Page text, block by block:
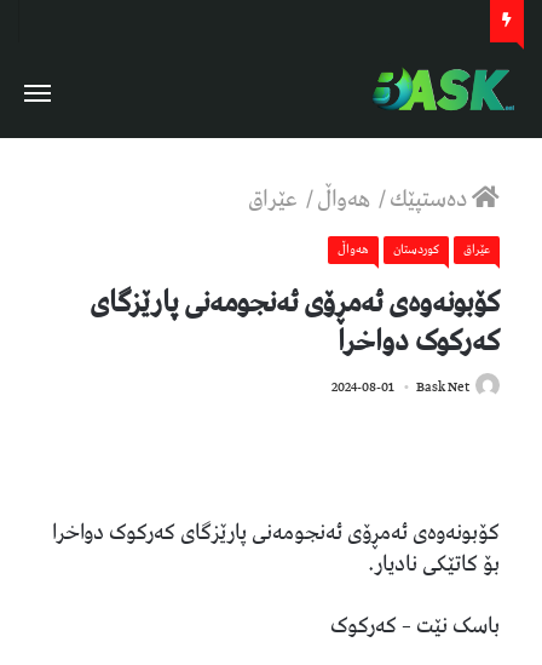
دەستپێك/ هەواڵ/ عێراق
عێراق كوردستان هەواڵ
کۆبونەوەی ئەمڕۆی ئەنجومەنی پارێزگای
کەرکوک دواخرا
Bask Net
2024-08-01
کۆبونەوەی ئەمڕۆی ئەنجومەنی پارێزگای کەرکوک دواخرا
بۆ کاتێکی نادیار.
باسک نێت – کەرکوک